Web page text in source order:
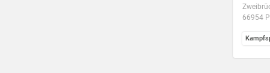
66954